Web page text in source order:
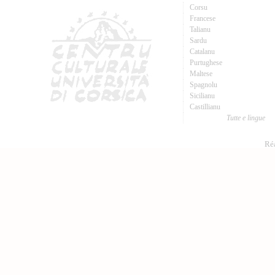
Corsu
Francese
Talianu
Sardu
Catalanu
Purtughese
Maltese
Spagnolu
Sicilianu
Castillianu
Tutte e lingue